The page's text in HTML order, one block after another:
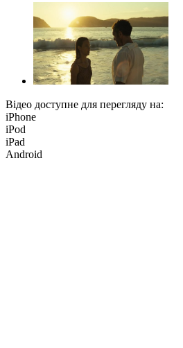
Відео доступне для перегляду на:
iPhone
iPod
iPad
Android